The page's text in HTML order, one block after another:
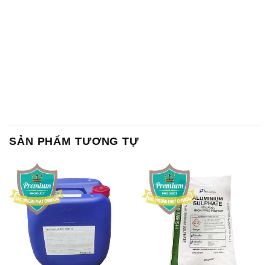
SẢN PHẨM TƯƠNG TỰ